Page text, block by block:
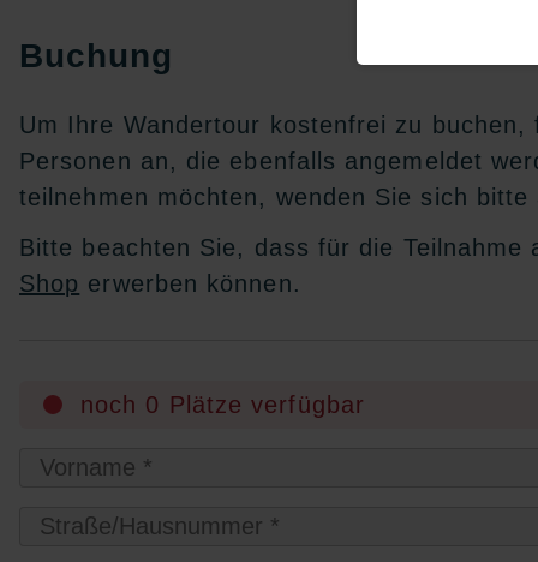
Buchung
Um Ihre Wandertour kostenfrei zu
Personen an, die ebenfalls angemeldet
teilnehmen möchten, wenden Sie sich bitte
Bitte beachten Sie, dass für die
Shop erwerben können.
noch 0 Plätze verfügbar